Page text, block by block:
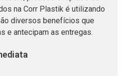
na Corr Plastik é utilizando
diversos benefícios que
e antecipam as entregas.